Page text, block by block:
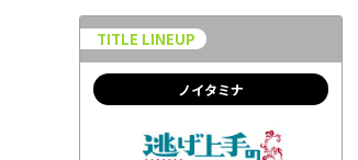
TITLE LINEUP
ノイタミナ